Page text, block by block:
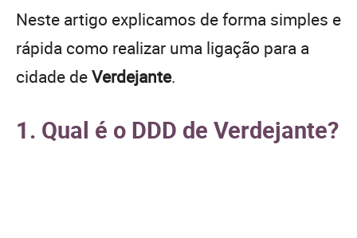
Neste artigo explicamos de forma simples e
rápida como realizar uma ligação para a
cidade deVerdejante.
1. Qual é o DDD de Verdejante?